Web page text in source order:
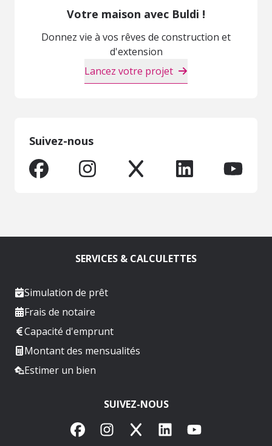
Votre maison avec Buldi !
Donnez vie à vos rêves de construction et
d'extension
Lancez votre projet
Suivez-nous
SERVICES & CALCULETTES
Simulation de prêt
Frais de notaire
Capacité d'emprunt
Montant des mensualités
Estimer un bien
SUIVEZ-NOUS
FacebookInstagram
X LinkedInYouTube